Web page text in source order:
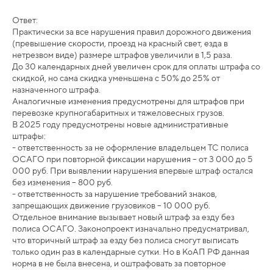
Ответ:
Практически за все нарушения правил дорожного движения
(превышение скорости, проезд на красный свет, езда в
нетрезвом виде) размере штрафов увеличили в 1,5 раза.
До 30 календарных дней увеличен срок для оплаты штрафа со
скидкой, но сама скидка уменьшена с 50% до 25% от
назначенного штрафа.
Аналогичные изменения предусмотрены для штрафов при
перевозке крупногабаритных и тяжеловесных грузов.
В 2025 году предусмотрены новые административные
штрафы:
- ответственность за не оформление владельцем ТС полиса
ОСАГО при повторной фиксации нарушения – от 3 000 до 5
000 руб. При выявлении нарушения впервые штраф остался
без изменения – 800 руб.
- ответственность за нарушение требований знаков,
запрещающих движение грузовиков – 10 000 руб.
Отдельное внимание вызывает новый штраф за езду без
полиса ОСАГО. Законопроект изначально предусматривал,
что вторичный штраф за езду без полиса смогут выписать
только один раз в календарные сутки. Но в КоАП РФ данная
норма в не была внесена, и оштрафовать за повторное